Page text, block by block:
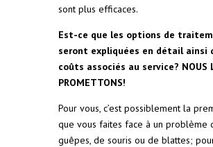
sont plus efficaces.
Est-ce que les options de
seront expliquées en détail ainsi
coûts associés au service? NOUS
PROMETTONS!
Pour vous, c’est possiblement la
que vous faites face à un problème
guêpes, de souris ou de blattes;